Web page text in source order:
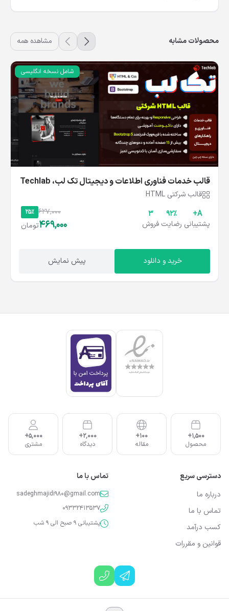
محصولات مشابه مشاهده همه
شامل نسخه انگلیسی
قالب خدمات فناوری اطلاعات و دیجیتال تک‌ لب، Techlab
قالب شرکتی HTML
A+
پشتیبانی
۹۲%
رضایت
3
فروش
25% 627,000
469,000تومان
خرید و دانلود پیش نمایش
1,500+
محصول
100+
مقاله
2,000+
دیدگاه
5,000+
مشتری
دسترسی سریع
درباره ما
تماس با ما
کسب درآمد
قوانین و مقررات
تماس با ما
sadeghmajidi980@gmail.com
09332413537
پشتیبانی 9 صبح الی 9 شب